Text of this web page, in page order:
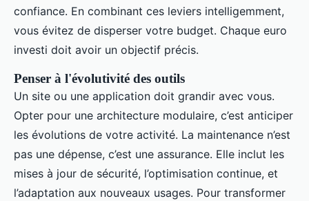
confiance. En combinant ces leviers intelligemment,
vous évitez de disperser votre budget. Chaque euro
investi doit avoir un objectif précis.
Penser à l'évolutivité des outils
Un site ou une application doit grandir avec vous.
Opter pour une architecture modulaire, c’est anticiper
les évolutions de votre activité. La maintenance n’est
pas une dépense, c’est une assurance. Elle inclut les
mises à jour de sécurité, l’optimisation continue, et
l’adaptation aux nouveaux usages. Pour transformer